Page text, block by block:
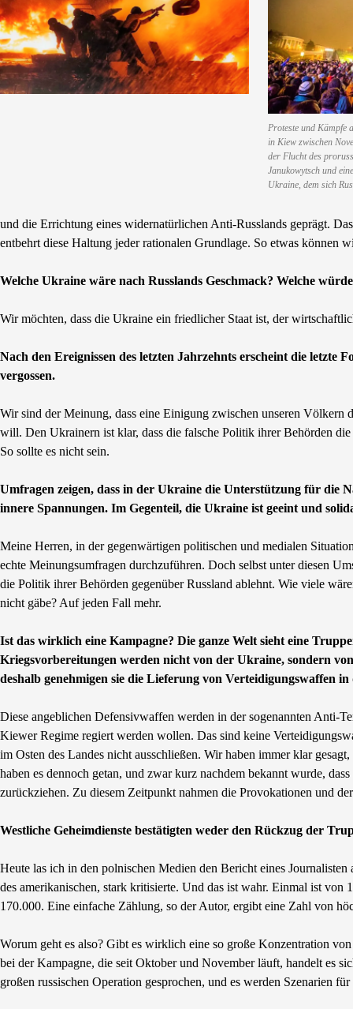
Proteste und Kämpfe
in Kiew zwischen
der Flucht des
Janukowytsch und
Ukraine, dem sich
und die Errichtung eines widernatürlichen Anti-Russlands geprägt.
entbehrt diese Haltung jeder rationalen Grundlage. So etwas können
Welche Ukraine wäre nach Russlands Geschmack? Welche
Wir möchten, dass die Ukraine ein friedlicher Staat ist, der
Nach den Ereignissen des letzten Jahrzehnts erscheint die
vergossen.
Wir sind der Meinung, dass eine Einigung zwischen unseren Völkern
will. Den Ukrainern ist klar, dass die falsche Politik ihrer Behörden
So sollte es nicht sein.
Umfragen zeigen, dass in der Ukraine die Unterstützung für die
innere Spannungen. Im Gegenteil, die Ukraine ist geeint und
Meine Herren, in der gegenwärtigen politischen und medialen
echte Meinungsumfragen durchzuführen. Doch selbst unter diesen
die Politik ihrer Behörden gegenüber Russland ablehnt. Wie viele
nicht gäbe? Auf jeden Fall mehr.
Ist das wirklich eine Kampagne? Die ganze Welt sieht eine
Kriegsvorbereitungen werden nicht von der Ukraine, sondern
deshalb genehmigen sie die Lieferung von Verteidigungswaffen
Diese angeblichen Defensivwaffen werden in der sogenannten Anti-
Kiewer Regime regiert werden wollen. Das sind keine
im Osten des Landes nicht ausschließen. Wir haben immer klar
haben es dennoch getan, und zwar kurz nachdem bekannt wurde,
zurückziehen. Zu diesem Zeitpunkt nahmen die Provokationen und
Westliche Geheimdienste bestätigten weder den Rückzug der
Heute las ich in den polnischen Medien den Bericht eines
des amerikanischen, stark kritisierte. Und das ist wahr. Einmal ist
170.000. Eine einfache Zählung, so der Autor, ergibt eine Zahl von
Worum geht es also? Gibt es wirklich eine so große Konzentration
bei der Kampagne, die seit Oktober und November läuft, handelt es
großen russischen Operation gesprochen, und es werden Szenarien